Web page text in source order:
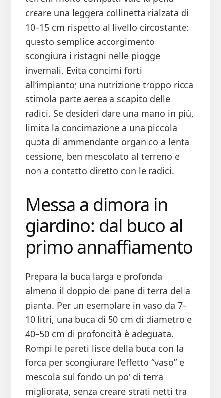
creare una leggera collinetta rialzata di
10–15 cm rispetto al livello circostante:
questo semplice accorgimento
scongiura i ristagni nelle piogge
invernali. Evita concimi forti
all’impianto; una nutrizione troppo ricca
stimola parte aerea a scapito delle
radici. Se desideri dare una mano in più,
limita la concimazione a una piccola
quota di ammendante organico a lenta
cessione, ben mescolato al terreno e
non a contatto diretto con le radici.
Messa a dimora in
giardino: dal buco al
primo annaffiamento
Prepara la buca larga e profonda
almeno il doppio del pane di terra della
pianta. Per un esemplare in vaso da 7–
10 litri, una buca di 50 cm di diametro e
40–50 cm di profondità è adeguata.
Rompi le pareti lisce della buca con la
forca per scongiurare l’effetto “vaso” e
mescola sul fondo un po’ di terra
migliorata, senza creare strati netti tra